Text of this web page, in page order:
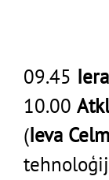
09.45
10.00
(Ieva